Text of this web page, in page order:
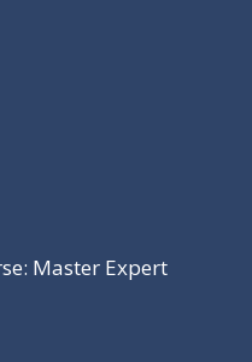
Master Expert